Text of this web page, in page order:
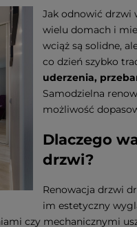
Jak odnowić drzwi
wielu domach i
wciąż są solidne,
co dzień szybko
uderzenia,
Samodzielna
możliwość
Dlaczego
drzwi?
Renowacja drzwi
im estetyczny
czy mechanicznymi